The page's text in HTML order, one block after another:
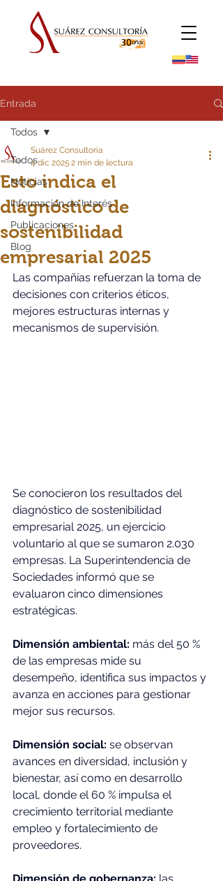
Entrada
Todos
Noticias
Información de Interés
Publicaciones
Blog
Todos
Esto indica el
diagnóstico de
sostenibilidad
empresarial 2025
Suárez Consultoría
4 dic 2025 2 min de lectura
Las compañías refuerzan la toma de
decisiones con criterios éticos,
mejores estructuras internas y
mecanismos de supervisión.
Se conocieron los resultados del
diagnóstico de sostenibilidad
empresarial 2025, un ejercicio
voluntario al que se sumaron 2.030
empresas. La Superintendencia de
Sociedades informó que se
evaluaron cinco dimensiones
estratégicas.
Dimensión ambiental: más del 50 %
de las empresas mide su
desempeño, identifica sus impactos y
avanza en acciones para gestionar
mejor sus recursos.
Dimensión social: se observan
avances en diversidad, inclusión y
bienestar, así como en desarrollo
local, donde el 60 % impulsa el
crecimiento territorial mediante
empleo y fortalecimiento de
proveedores.